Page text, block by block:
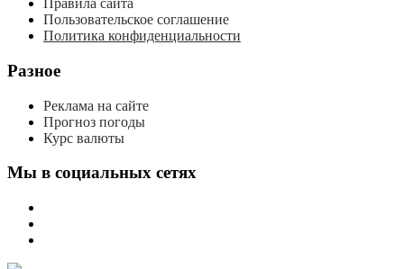
Правила сайта
Пользовательское соглашение
Политика конфиденциальности
Разное
Реклама на сайте
Прогноз погоды
Курс валюты
Мы в социальных сетях